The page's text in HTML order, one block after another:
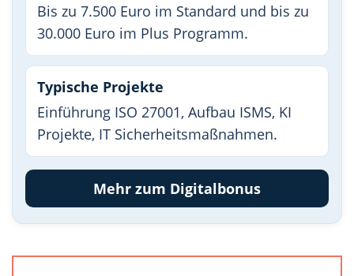
Bis zu 7.500 Euro im Standard und bis zu
30.000 Euro im Plus Programm.
Typische Projekte
Einführung ISO 27001, Aufbau ISMS, KI
Projekte, IT Sicherheitsmaßnahmen.
Mehr zum Digitalbonus